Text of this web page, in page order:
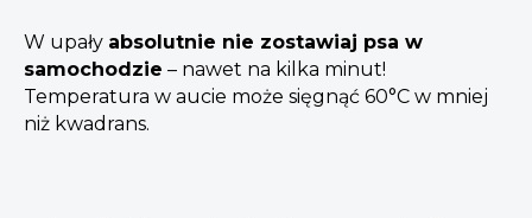
W upały absolutnie nie zostawiaj psa w
samochodzie – nawet na kilka minut!
Temperatura w aucie może sięgnąć 60°C w mniej
niż kwadrans.